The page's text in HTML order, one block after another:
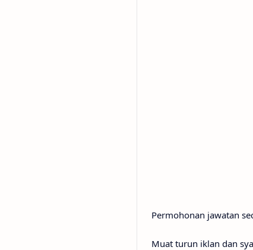
Permohonan jawatan
Muat turun iklan dan